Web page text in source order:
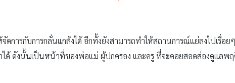
การกับการกลั่นแกล้งได้ อีกทั้งยังสามารถทำให้สถานการณ์แย่ลงไปเรื่อย
ได้ ดังนั้นเป็นหน้าที่ของพ่อแม่ ผู้ปกครอง และครู ที่จะคอยสอดส่องดูแลพ